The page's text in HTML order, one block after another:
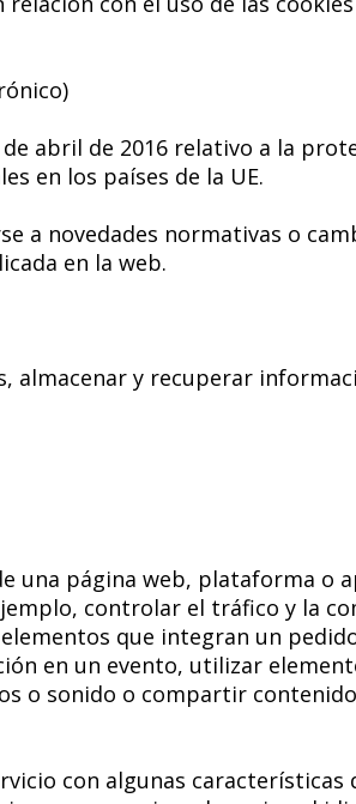
de abril de 2016 relativo a la
en los países de la UE.
a novedades normativas o
en la web.
almacenar y recuperar
una página web, plataforma o
controlar el tráfico y la
que integran un
en un evento, utilizar
o sonido o compartir
con algunas características